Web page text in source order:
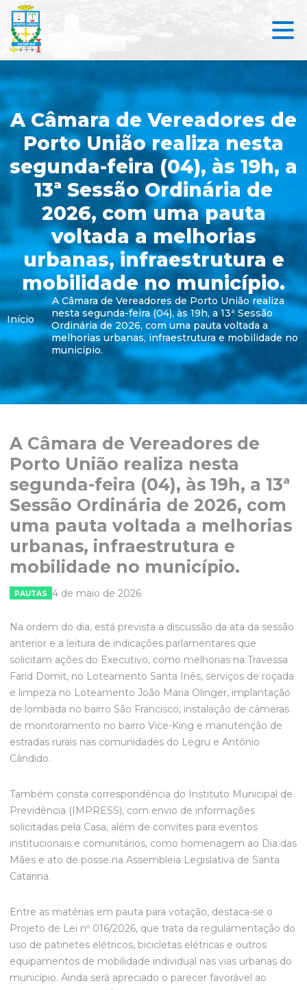
A Câmara de Vereadores de
Porto União realiza nesta
segunda-feira (04), às 19h, a
13ª Sessão Ordinária de
2026, com uma pauta
voltada a melhorias
urbanas, infraestrutura e
mobilidade no município.
Início
A Câmara de Vereadores de Porto União realiza
nesta segunda-feira (04), às 19h, a 13ª Sessão
Ordinária de 2026, com uma pauta voltada a
melhorias urbanas, infraestrutura e mobilidade no
município.
A Câmara de Vereadores de
Porto União realiza nesta
segunda-feira (04), às 19h, a 13ª
Sessão Ordinária de 2026, com
uma pauta voltada a melhorias
urbanas, infraestrutura e
mobilidade no município.
PAUTAS 4 de maio de 2026
Na ordem do dia, está prevista a discussão da ata da sessão
anterior e a leitura de indicações parlamentares que
solicitam ações do Executivo, como melhorias na Travessa
Farid Domit, no Loteamento Santa Inês, serviços de roçada
e limpeza no Loteamento João Maria Olinger, implantação
de lombada no bairro São Francisco, instalação de câmeras
de monitoramento no bairro Vice-King e manutenção de
estradas rurais nas comunidades do Legru e Antônio
Cândido.
Também consta correspondência do Instituto Municipal de
Previdência (IMPRESS), com envio de informações
solicitadas pela Casa, além de convites para eventos
institucionais e comunitários, como homenagem ao Dia das
Mães e ato de posse na Assembleia Legislativa de Santa
Catarina.
Entre as matérias em pauta para votação, destaca-se o
Projeto de Lei nº 016/2026, que trata da regulamentação do
uso de patinetes elétricos, bicicletas elétricas e outros
equipamentos de mobilidade individual nas vias urbanas do
município. Ainda será apreciado o parecer favorável ao